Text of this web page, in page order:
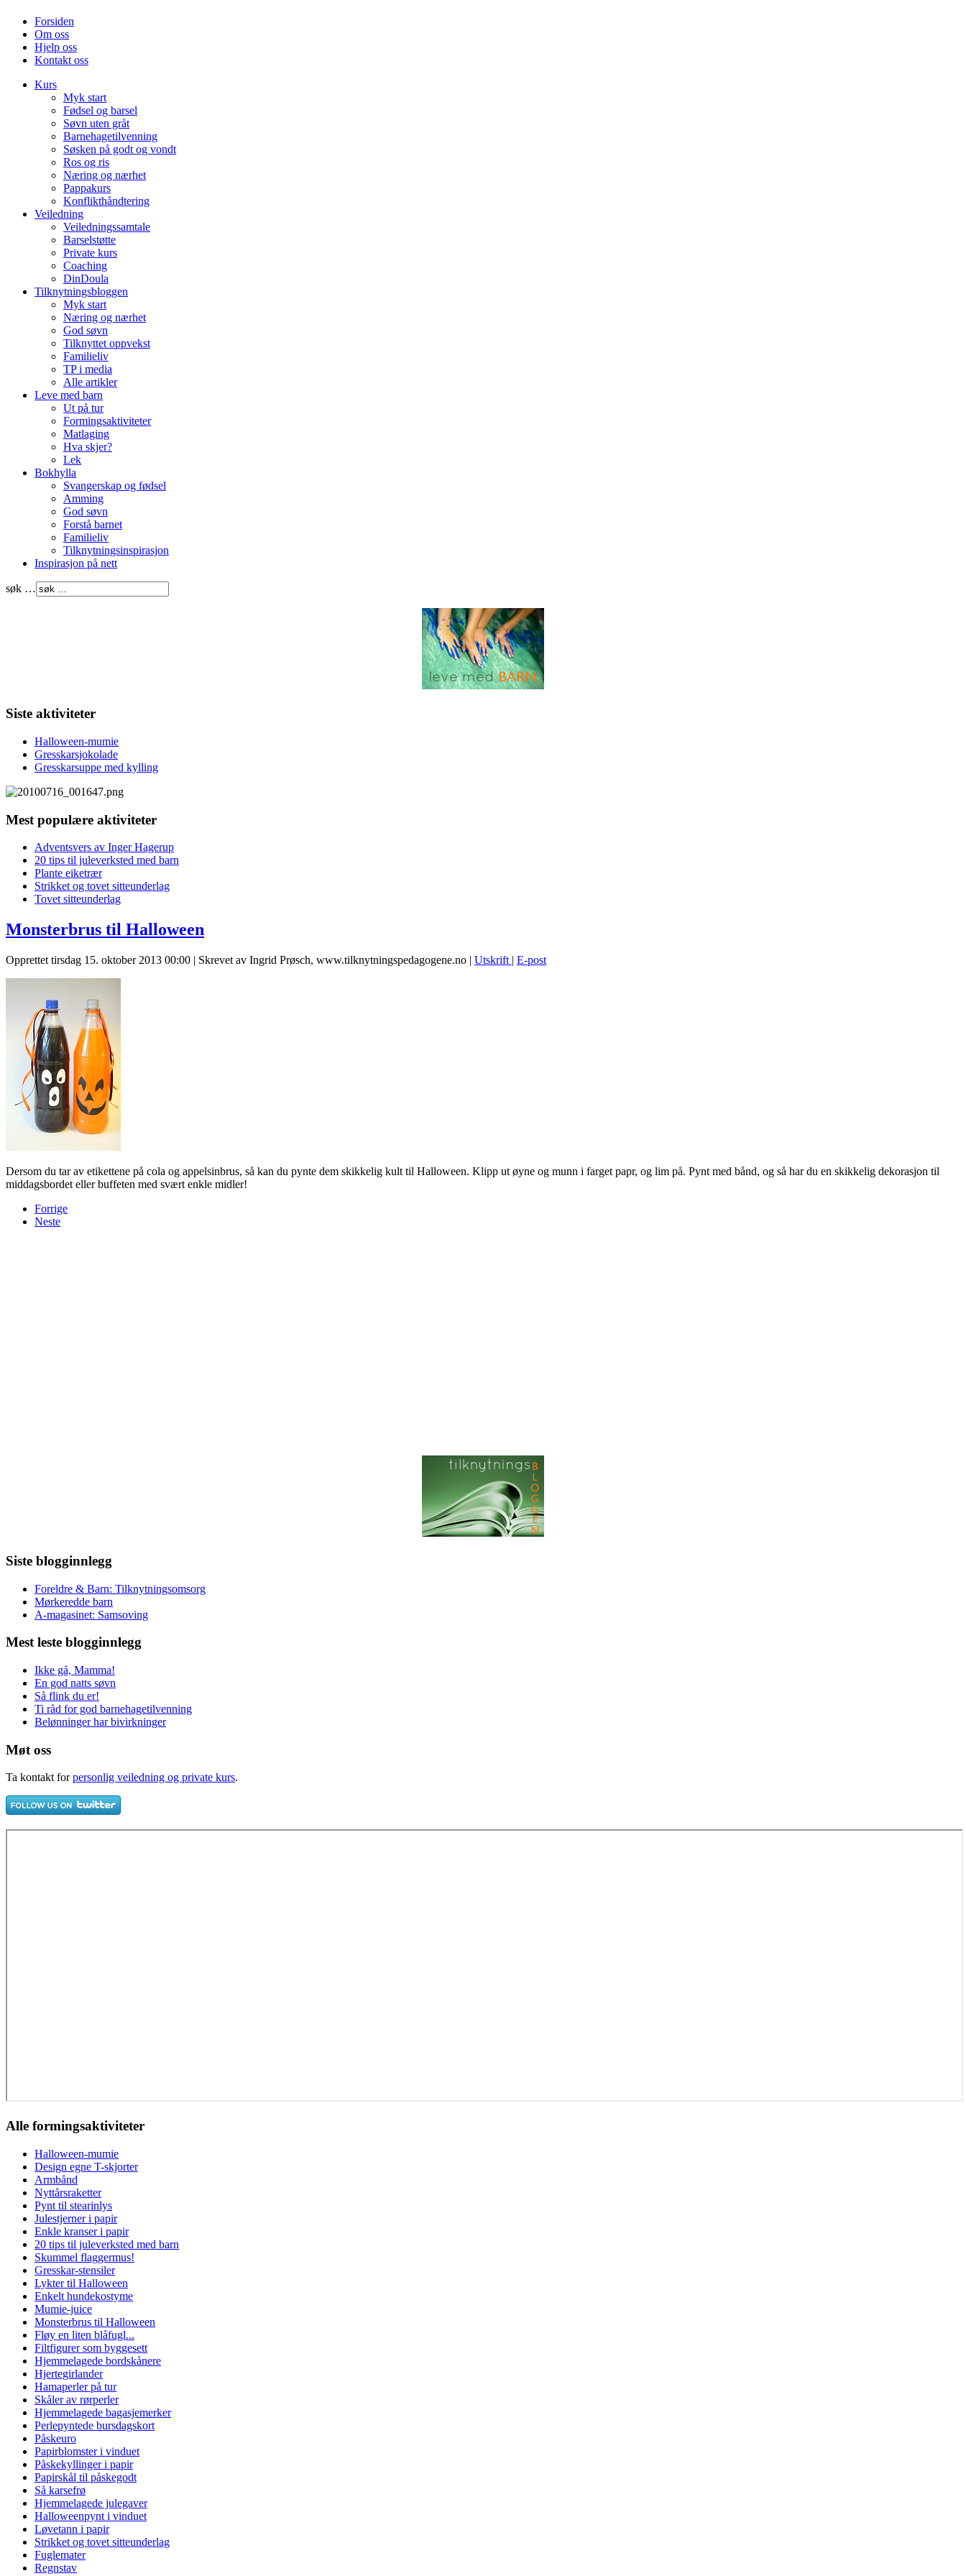
Forsiden
Om oss
Hjelp oss
Kontakt oss
Kurs
Myk start
Fødsel og barsel
Søvn uten gråt
Barnehagetilvenning
Søsken på godt og vondt
Ros og ris
Næring og nærhet
Pappakurs
Konflikthåndtering
Veiledning
Veiledningssamtale
Barselstøtte
Private kurs
Coaching
DinDoula
Tilknytningsbloggen
Myk start
Næring og nærhet
God søvn
Tilknyttet oppvekst
Familieliv
TP i media
Alle artikler
Leve med barn
Ut på tur
Formingsaktiviteter
Matlaging
Hva skjer?
Lek
Bokhylla
Svangerskap og fødsel
Amming
God søvn
Forstå barnet
Familieliv
Tilknytningsinspirasjon
Inspirasjon på nett
søk …
Siste aktiviteter
Halloween-mumie
Gresskarsjokolade
Gresskarsuppe med kylling
Mest populære aktiviteter
Adventsvers av Inger Hagerup
20 tips til juleverksted med barn
Plante eiketrær
Strikket og tovet sitteunderlag
Tovet sitteunderlag
Monsterbrus til Halloween
Opprettet tirsdag 15. oktober 2013 00:00 | Skrevet av Ingrid Prøsch, www.tilknytningspedagogene.no | Utskrift | E-post
Dersom du tar av etikettene på cola og appelsinbrus, så kan du pynte dem skikkelig kult til Halloween. Klipp ut øyne og munn i farget papr, og lim på. Pynt med bånd, og så har du en skikkelig dekorasjon til
middagsbordet eller buffeten med svært enkle midler!
Forrige
Neste
Siste blogginnlegg
Foreldre & Barn: Tilknytningsomsorg
Mørkeredde barn
A-magasinet: Samsoving
Mest leste blogginnlegg
Ikke gå, Mamma!
En god natts søvn
Så flink du er!
Ti råd for god barnehagetilvenning
Belønninger har bivirkninger
Møt oss
Ta kontakt forpersonlig veiledning og private kurs.
Alle formingsaktiviteter
Halloween-mumie
Design egne T-skjorter
Armbånd
Nyttårsraketter
Pynt til stearinlys
Julestjerner i papir
Enkle kranser i papir
20 tips til juleverksted med barn
Skummel flaggermus!
Gresskar-stensiler
Lykter til Halloween
Enkelt hundekostyme
Mumie-juice
Monsterbrus til Halloween
Fløy en liten blåfugl...
Filtfigurer som byggesett
Hjemmelagede bordskånere
Hjertegirlander
Hamaperler på tur
Skåler av rørperler
Hjemmelagede bagasjemerker
Perlepyntede bursdagskort
Påskeuro
Papirblomster i vinduet
Påskekyllinger i papir
Papirskål til påskegodt
Så karsefrø
Hjemmelagede julegaver
Halloweenpynt i vinduet
Løvetann i papir
Strikket og tovet sitteunderlag
Fuglemater
Regnstav